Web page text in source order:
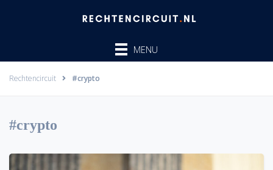
MENU
Rechtencircuit #crypto
#crypto